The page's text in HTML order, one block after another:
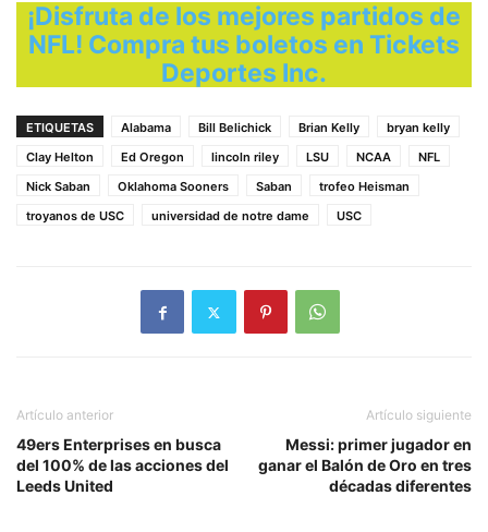
¡Disfruta de los mejores partidos de
NFL! Compra tus boletos en Tickets
Deportes Inc.
ETIQUETAS Alabama Bill Belichick Brian Kelly
bryan kelly
Clay Helton
Ed Oregon lincoln riley LSU NCAA
NFL
Nick Saban
Oklahoma Sooners Saban
trofeo Heisman
troyanos de USC
universidad de notre dame USC
Artículo anterior
49ers Enterprises en busca
del 100% de las acciones del
Leeds United
Artículo siguiente
Messi: primer jugador en
ganar el Balón de Oro en tres
décadas diferentes